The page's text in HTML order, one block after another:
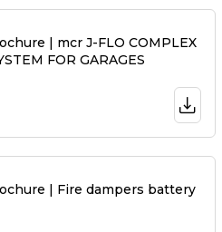
| mcr J-FLO COMPLEX
FOR GARAGES
| Fire dampers battery